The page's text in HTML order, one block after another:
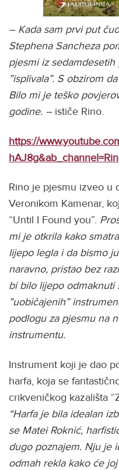
– Kada sam prvi put
Stephena Sancheza
pjesmi iz
”isplivala”. S obzirom
Bilo mi je teško
godine. –ističe Rino.
https://
Rino je pjesmu izveo u
Veronikom Kamenar,
“Until I Found you”.
mi je otkrila kako
lijepo legla i da bismo
naravno, pristao bez
bi bilo lijepo odmaknuti
”uobičajenih”
podlogu za pjesmu na
instrumentu.
Instrument koji je dao
harfa, koja se
crikveničkog kazališta
“Harfa je bila idealan
se Matei Roknić,
dugo poznajem. Nju je
odmah rekla kako će